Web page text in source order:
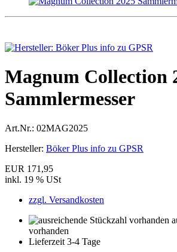
Magnum Collection
Sammlermesser
Art.Nr.: 02MAG2025
Hersteller: Böker Plus info zu GPSR
EUR 171,95
inkl. 19 % USt
zzgl. Versandkosten
vorhanden
Lieferzeit 3-4 Tage